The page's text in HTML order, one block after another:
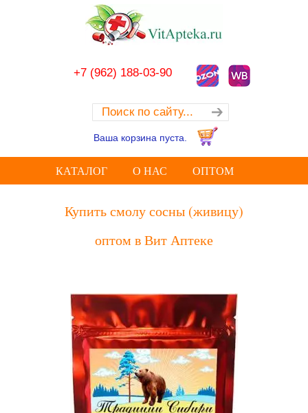
+7 (962) 188-03-90
Ваша корзина пуста.
КАТАЛОГ О НАС ОПТОМ
Купить смолу сосны (живицу)
оптом в Вит Аптеке